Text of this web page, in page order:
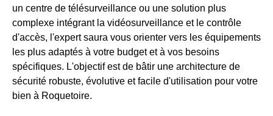
un centre de télésurveillance ou une solution plus
complexe intégrant la vidéosurveillance et le contrôle
d'accès, l'expert saura vous orienter vers les équipements
les plus adaptés à votre budget et à vos besoins
spécifiques. L'objectif est de bâtir une architecture de
sécurité robuste, évolutive et facile d'utilisation pour votre
bien à Roquetoire.